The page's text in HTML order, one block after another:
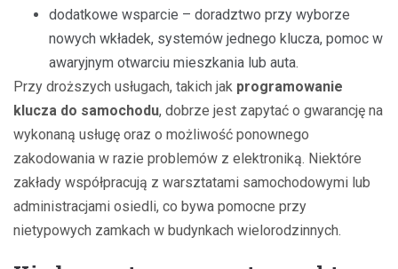
dodatkowe wsparcie – doradztwo przy wyborze
nowych wkładek, systemów jednego klucza, pomoc w
awaryjnym otwarciu mieszkania lub auta.
Przy droższych usługach, takich jak programowanie
klucza do samochodu, dobrze jest zapytać o gwarancję na
wykonaną usługę oraz o możliwość ponownego
zakodowania w razie problemów z elektroniką. Niektóre
zakłady współpracują z warsztatami samochodowymi lub
administracjami osiedli, co bywa pomocne przy
nietypowych zamkach w budynkach wielorodzinnych.